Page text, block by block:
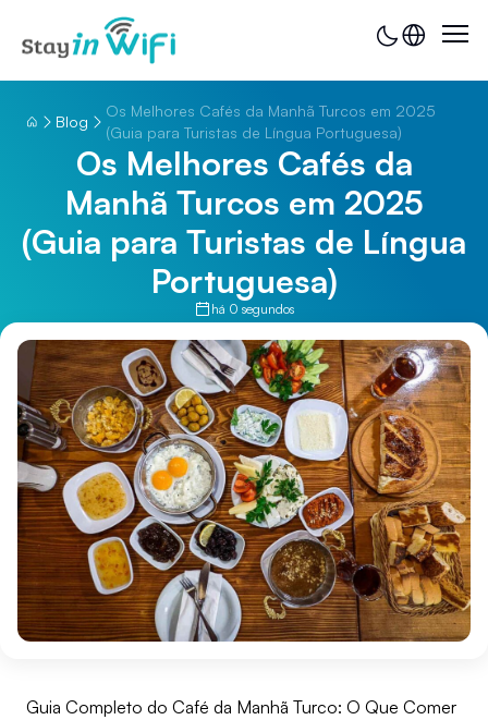
Blog
Os Melhores Cafés da Manhã Turcos em 2025
(Guia para Turistas de Língua Portuguesa)
Os Melhores Cafés da
Manhã Turcos em 2025
(Guia para Turistas de Língua
Portuguesa)
há 0 segundos
Guia Completo do Café da Manhã Turco: O Que Comer